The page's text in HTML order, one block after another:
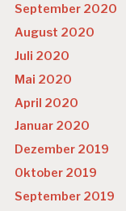
September 2020
August 2020
Juli 2020
Mai 2020
April 2020
Januar 2020
Dezember 2019
Oktober 2019
September 2019